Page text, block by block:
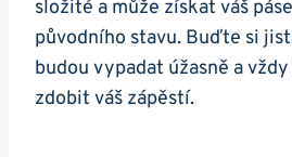
složité a ⁣může získat váš
původního stavu. ​Buďte si
budou vypadat úžasně⁢ a
zdobit váš zápěstí.